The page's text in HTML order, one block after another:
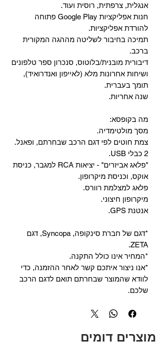
אנגלית, צרפתית, רוסית ועוד.
‏חנות אפליקציות Google Play פתוחה
להורדת אפליקציות.
‏תמיכה בחיבור לשליטה מההגה המקורית
ברכב.
‏דיבורית מובנית/בלוטוס, ‏סנכרון ספר טלפונים
ושיחות אחרונות מלא (לאייפון ואנדרואיד),
תומך בעברית.
שנה אחריות.
מה בקופסא:
מסך מולטימדיה.
צמת חוטים לפי דגם הרכב שבחרתם, ופאנל.
2 כבלי USB.
"פלאג אביזרים" - יציאות RCA למגבר, כניסת
אוקס, וכניסת מיקרופון.
פלאג למצלמת רוורס.
מיקרופון חיצוני.
אנטנת GPS.
*דגם של חברת סינקופה, Syncopa, דגם
ZETA.
*המחיר אינו כולל התקנה.
*אנו ניצור איתכם קשר לאחר ההזמנה, כדי
לוודא שהמוצר שבחרתם תואם לדגם הרכב
שלכם.
מוצרים דומים